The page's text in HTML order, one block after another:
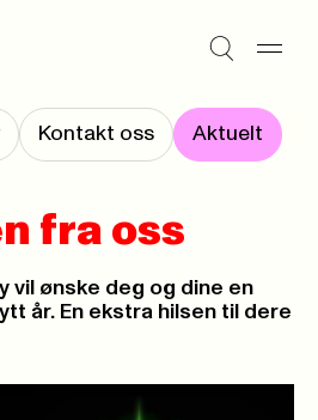
Kontakt oss Aktuelt
fra oss
vil ønske deg og dine en
år. En ekstra hilsen til dere